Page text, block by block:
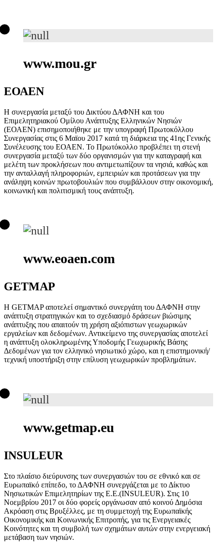
www.mou.gr
ΕΟΑΕΝ
Η συνεργασία μεταξύ του Δικτύου ΔΑΦΝΗ και του
Επιμελητηριακού Ομίλου Ανάπτυξης Ελληνικών Νησιών
(ΕΟΑΕΝ) επισημοποιήθηκε με την υπογραφή Πρωτοκόλλου
Συνεργασίας στις 6 Μαϊου 2017 κατά τη διάρκεια της 41ης Γενικής
Συνέλευσης του ΕΟΑΕΝ. Το Πρωτόκολλο προβλέπει τη στενή
συνεργασία μεταξύ των δύο οργανισμών για την καταγραφή και
μελέτη των προκλήσεων που αντιμετωπίζουν τα νησιά, καθώς και
την ανταλλαγή πληροφοριών, εμπειριών και προτάσεων για την
ανάληψη κοινών πρωτοβουλιών που συμβάλλουν στην οικονομική,
κοινωνική και πολιτισμική τους ανάπτυξη.
www.eoaen.com
GETMAP
Η GETΜAP αποτελεί σημαντικό συνεργάτη του ΔΑΦΝΗ στην
ανάπτυξη στρατηγικών και το σχεδιασμό δράσεων βιώσιμης
ανάπτυξης που απαιτούν τη χρήση αξιόπιστων γεωχωρικών
εργαλείων και δεδομένων. Αντικείμενο της συνεργασίας αποτελεί
η ανάπτυξη ολοκληρωμένης Υποδομής Γεωχωρικής Βάσης
Δεδομένων για τον ελληνικό νησιωτικό χώρο, και η επιστημονική/
τεχνική υποστήριξη στην επίλυση γεωχωρικών προβλημάτων.
www.getmap.eu
INSULEUR
Στο πλαίσιο διεύρυνσης των συνεργασιών του σε εθνικό και σε
Ευρωπαϊκό επίπεδο, το ΔΑΦΝΗ συνεργάζεται με το Δίκτυο
Νησιωτικών Επιμελητηρίων της Ε.Ε.(INSULEUR). Στις 10
Νοεμβρίου 2017 οι δύο φορείς οργάνωσαν από κοινού Δημόσια
Ακρόαση στις Βρυξέλλες, με τη συμμετοχή της Ευρωπαϊκής
Οικονομικής και Κοινωνικής Επιτροπής, για τις Ενεργειακές
Κοινότητες και τη συμβολή των σχημάτων αυτών στην ενεργειακή
μετάβαση των νησιών.